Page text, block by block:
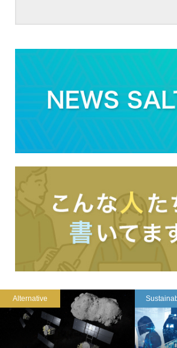
Alternative